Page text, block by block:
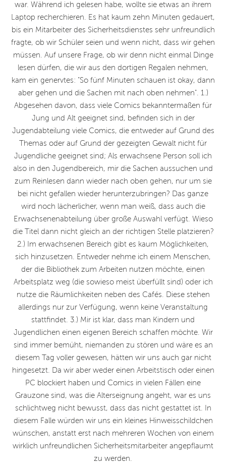
war. Während ich gelesen habe, wollte sie etwas an ihrem
Laptop recherchieren. Es hat kaum zehn Minuten gedauert,
bis ein Mitarbeiter des Sicherheitsdienstes sehr unfreundlich
fragte, ob wir Schüler seien und wenn nicht, dass wir gehen
müssen. Auf unsere Frage, ob wir denn nicht einmal Dinge
lesen dürfen, die wir aus den dortigen Regalen nehmen,
kam ein genervtes: "So fünf Minuten schauen ist okay, dann
aber gehen und die Sachen mit nach oben nehmen". 1.)
Abgesehen davon, dass viele Comics bekanntermaßen für
Jung und Alt geeignet sind, befinden sich in der
Jugendabteilung viele Comics, die entweder auf Grund des
Themas oder auf Grund der gezeigten Gewalt nicht für
Jugendliche geeignet sind; Als erwachsene Person soll ich
also in den Jugendbereich, mir die Sachen aussuchen und
zum Reinlesen dann wieder nach oben gehen, nur um sie
bei nicht gefallen wieder herunterzubringen? Das ganze
wird noch lächerlicher, wenn man weiß, dass auch die
Erwachsenenabteilung über große Auswahl verfügt. Wieso
die Titel dann nicht gleich an der richtigen Stelle platzieren?
2.) Im erwachsenen Bereich gibt es kaum Möglichkeiten,
sich hinzusetzen. Entweder nehme ich einem Menschen,
der die Bibliothek zum Arbeiten nutzen möchte, einen
Arbeitsplatz weg (die sowieso meist überfüllt sind) oder ich
nutze die Räumlichkeiten neben des Cafés. Diese stehen
allerdings nur zur Verfügung, wenn keine Veranstaltung
stattfindet. 3.) Mir ist klar, dass man Kindern und
Jugendlichen einen eigenen Bereich schaffen möchte. Wir
sind immer bemüht, niemanden zu stören und wäre es an
diesem Tag voller gewesen, hätten wir uns auch gar nicht
hingesetzt. Da wir aber weder einen Arbeitstisch oder einen
PC blockiert haben und Comics in vielen Fällen eine
Grauzone sind, was die Alterseignung angeht, war es uns
schlichtweg nicht bewusst, dass das nicht gestattet ist. In
diesem Falle würden wir uns ein kleines Hinweisschildchen
wünschen, anstatt erst nach mehreren Wochen von einem
wirklich unfreundlichen Sicherheitsmitarbeiter angepflaumt
zu werden.